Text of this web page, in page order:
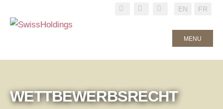
EN FR
MENU
WETTBEWERBSRECHT